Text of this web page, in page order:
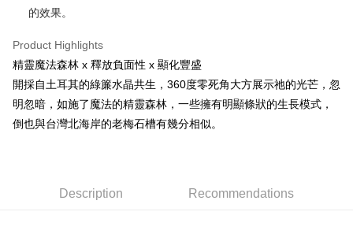
ATM Transfer
Shipping Method
NT$80/order | Free shipping on orders of NT$3,000 or more
7-11取貨付款
NT$80/order | Free shipping on orders of NT$3,000 or more
的效果。
Product Highlights
精靈魔法森林 x 釋放負面性 x 顯化豐盛
開採自土耳其的綠簾水晶共生，360度零死角大方展示祂的光芒，忽
明忽暗，如施了魔法的精靈森林，一些擁有明顯條狀的生長模式，
倒也與台灣北海岸的老梅石槽有幾分相似。
Description Recommendations